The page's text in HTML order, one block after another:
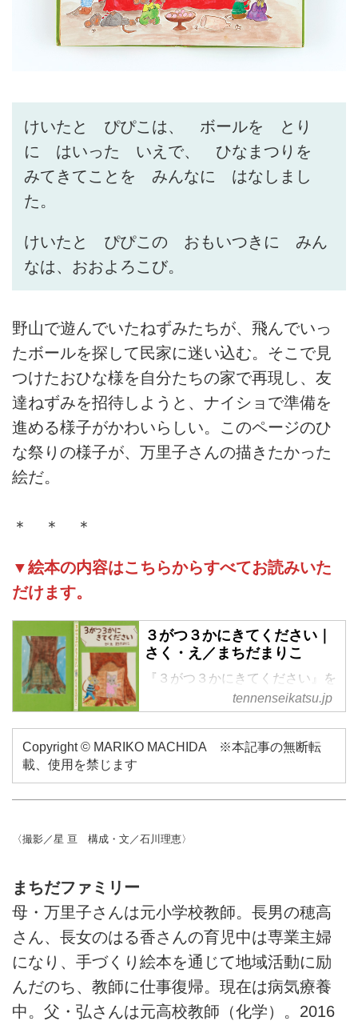
けいたと ぴぴこは、 ボールを とり
に はいった いえで、 ひなまつりを
みてきてことを みんなに はなしまし
た。
けいたと ぴぴこの おもいつきに みん
なは、おおよろこび。
野山で遊んでいたねずみたちが、飛んでいっ
たボールを探して民家に迷い込む。そこで見
つけたおひな様を自分たちの家で再現し、友
達ねずみを招待しようと、ナイショで準備を
進める様子がかわいらしい。このページのひ
な祭りの様子が、万里子さんの描きたかった
絵だ。
＊ ＊ ＊
▼絵本の内容はこちらからすべてお読みいた
だけます。
３がつ３かにきてください｜
さく・え／まちだまりこ
『３がつ３かにきてください』を
公開します。母・万里子さんの心
にふと浮かんだひな祭りのシーン
を描きたくて生まれた絵本。かわ
いい世界観に引き込まれます。
tennenseikatsu.jp
Copyright © MARIKO MACHIDA ※本記事の無断転
載、使用を禁じます
〈撮影／星 亘 構成・文／石川理恵〉
まちだファミリー
母・万里子さんは元小学校教師。長男の穂高
さん、長女のはる香さんの育児中は専業主婦
になり、手づくり絵本を通じて地域活動に励
んだのち、教師に仕事復帰。現在は病気療養
中。父・弘さんは元高校教師（化学）。2016